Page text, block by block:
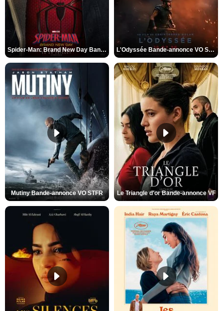
Spider-Man: Brand New Day Bande-annonce VO STFR L'Odyssée Bande-annonce VO STFR
Mutiny Bande-annonce VO STFR Le Triangle d'or Bande-annonce VF